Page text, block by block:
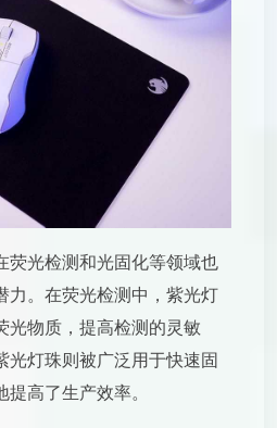
荧光检测和光固化等领域也
力。在荧光检测中，紫光灯
光物质，提高检测的灵敏
光灯珠则被广泛用于快速固
高了生产效率。